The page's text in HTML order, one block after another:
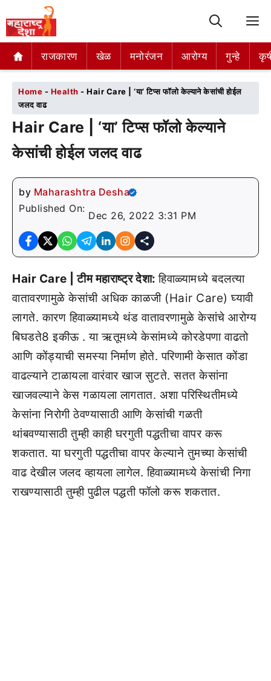
राजकारण खेळ मनोरंजन आरोग्य गुन्हे
राजकारण खेळ मनोरंजन आरोग्य गुन्हे
Home - Health - Hair Care | ‘या’ टिप्स फॉलो केल्याने केसांची होईल
जलद वाढ
Hair Care | ‘या’ टिप्स फॉलो केल्याने
केसांची होईल जलद वाढ
by Maharashtra Desha
Published On:
Dec 26, 2022 3:31 PM
Hair Care | टीम महाराष्ट्र देशा:हिवाळ्यामध्ये बदलत्या
वातावरणामुळे केसांची अधिक काळजी (Hair Care) घ्यावी
लागते. कारण हिवाळ्यामध्ये थंड वातावरणामुळे केसांचे आरोग्य
बिघडते8 इकीऊ . या ऋतूमध्ये केसांमध्ये कोरडेपणा वाढतो
आणि कोंड्याची समस्या निर्माण होते. परिणामी केसात कोंडा
वाढल्याने टाळायला वारंवार खाज सुटते. सतत केसांना
खाजवल्याने केस गळायला लागतात. अशा परिस्थितीमध्ये
केसांना निरोगी ठेवण्यासाठी आणि केसांची गळती
थांबवण्यासाठी तुम्ही काही घरगुती पद्धतीचा वापर करू
शकतात. या घरगुती पद्धतीचा वापर केल्याने तुमच्या केसांची
वाढ देखील जलद व्हायला लागेल. हिवाळ्यामध्ये केसांची निगा
राखण्यासाठी तुम्ही पुढील पद्धती फॉलो करू शकतात.